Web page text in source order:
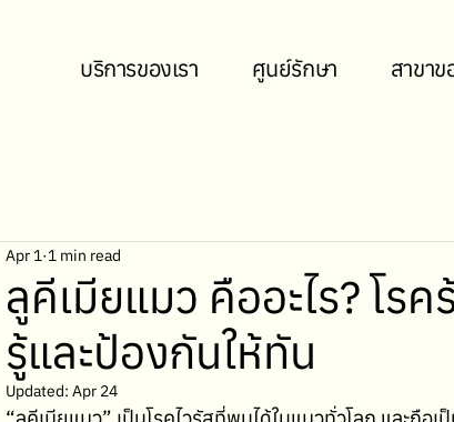
บริการของเรา ศูนย์รักษา สาขาข
ลูคีเมียแมว คืออะไร? โร
รู้และป้องกันให้ทัน
Apr 1 1 min read
Updated: Apr 24